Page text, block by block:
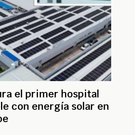
el primer hospital
con energía solar en